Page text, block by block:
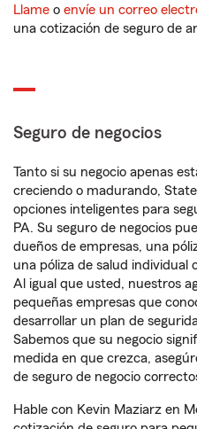
Llame o envíe un correo
una cotización de seguro de
Seguro de negocios
Tanto si su negocio apenas
creciendo o madurando,
opciones inteligentes para
PA. Su seguro de negocios
dueños de empresas, una
una póliza de salud individual
Al igual que usted, nuestros
pequeñas empresas que
desarrollar un plan de
Sabemos que su negocio
medida en que crezca,
de seguro de negocio
Hable con Kevin Maziarz en